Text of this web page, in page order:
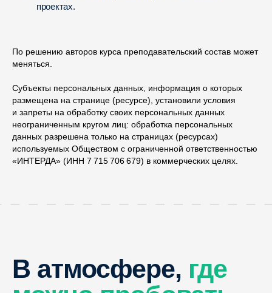
проектах.
По решению авторов курса преподавательский состав может
меняться.
Субъекты персональных данных, информация о которых
размещена на странице (ресурсе), установили условия
и запреты на обработку своих персональных данных
неограниченным кругом лиц: обработка персональных
данных разрешена только на страницах (ресурсах)
используемых Обществом с ограниченной ответственностью
«ИНТЕРДА» (ИНН 7 715 706 679) в коммерческих целях.
В атмосфере, где
Получите
доступ
Все уроки в записи
30 дней доступа к материалам
4 проекта в портфолио